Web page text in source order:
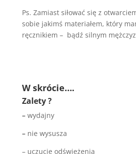
Ps. Zamiast siłować się z
sobie jakimś materiałem, który
ręcznikiem – bądź silnym
W skrócie….
Zalety?
– wydajny
– nie wysusza
– uczucie odświeżenia